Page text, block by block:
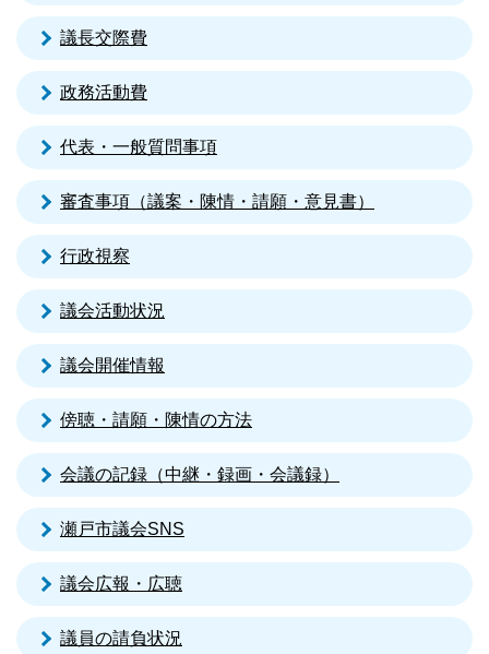
議長交際費
政務活動費
代表・一般質問事項
審査事項（議案・陳情・請願・意見書）
行政視察
議会活動状況
議会開催情報
傍聴・請願・陳情の方法
会議の記録（中継・録画・会議録）
瀬戸市議会SNS
議会広報・広聴
議員の請負状況